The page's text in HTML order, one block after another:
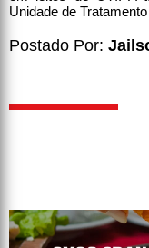
Unidade de
Postado Por: